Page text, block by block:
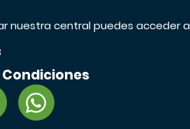
nuestra central puedes acceder
W
h